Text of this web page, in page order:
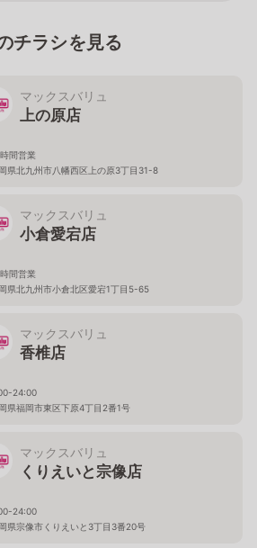
チラシを見る
マックスバリュ
上の原店
間営業
県北九州市八幡西区上の原3丁目31-8
マックスバリュ
小倉愛宕店
間営業
県北九州市小倉北区愛宕1丁目5-65
マックスバリュ
香椎店
24:00
県福岡市東区下原4丁目2番1号
マックスバリュ
くりえいと宗像店
24:00
県宗像市くりえいと3丁目3番20号